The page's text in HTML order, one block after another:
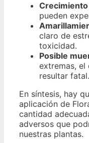
pueden
claro de
toxicidad.
Posible
extremas, el
resultar fatal.
En síntesis, hay
aplicación de
cantidad
adversos que
nuestras plantas.